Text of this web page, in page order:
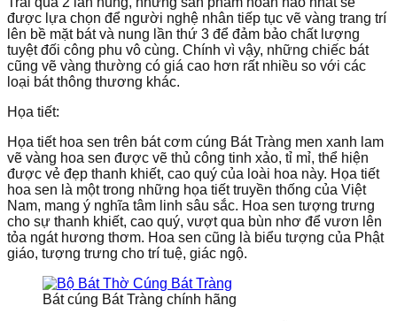
được lựa chọn để người nghệ nhân tiếp tục vẽ vàng trang trí
lên bề mặt bát và nung lần thứ 3 để đảm bảo chất lượng
tuyệt đối công phu vô cùng. Chính vì vậy, những chiếc bát
cũng vẽ vàng thường có giá cao hơn rất nhiều so với các
loại bát thông thương khác.
Họa tiết:
Họa tiết hoa sen trên bát cơm cúng Bát Tràng men xanh lam
vẽ vàng hoa sen được vẽ thủ công tinh xảo, tỉ mỉ, thể hiện
được vẻ đẹp thanh khiết, cao quý của loài hoa này. Họa tiết
hoa sen là một trong những họa tiết truyền thống của Việt
Nam, mang ý nghĩa tâm linh sâu sắc. Hoa sen tượng trưng
cho sự thanh khiết, cao quý, vượt qua bùn nhơ để vươn lên
tỏa ngát hương thơm. Hoa sen cũng là biểu tượng của Phật
giáo, tượng trưng cho trí tuệ, giác ngộ.
Bát cúng Bát Tràng chính hãng